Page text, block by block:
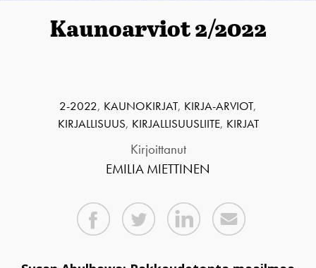
Kaunoarviot 2/2022
2-2022, KAUNOKIRJAT, KIRJA-ARVIOT,
KIRJALLISUUS, KIRJALLISUUSLIITE, KIRJAT
Kirjoittanut
EMILIA MIETTINEN